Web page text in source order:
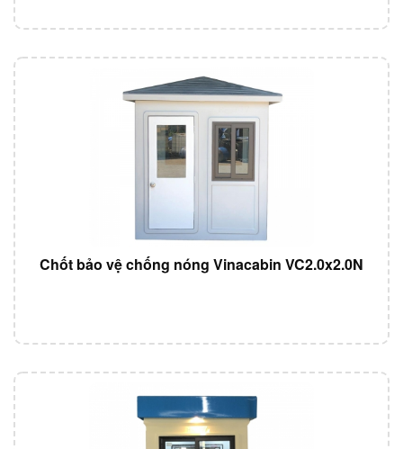
Chốt bảo vệ chống nóng Vinacabin VC2.0x2.0N